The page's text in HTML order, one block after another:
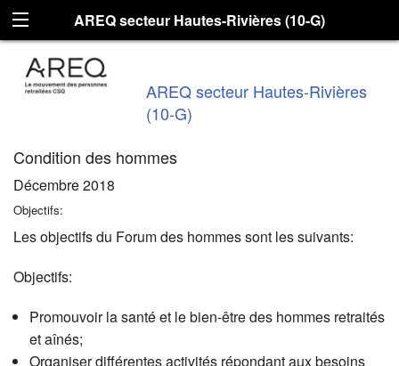
AREQ secteur Hautes-Rivières (10-G)
AREQ secteur Hautes-Rivières
(10-G)
Condition des hommes
Décembre 2018
Objectifs:
Les objectifs du Forum des hommes sont les suivants:
Objectifs:
Promouvoir la santé et le bien-être des hommes retraités
et aînés;
Organiser différentes activités répondant aux besoins